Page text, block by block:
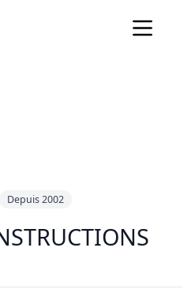
Depuis 2002